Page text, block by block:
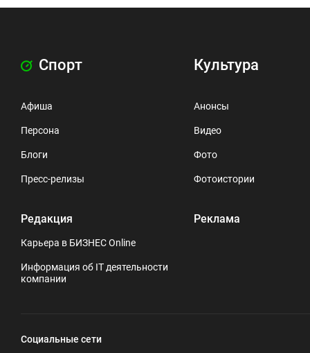
Спорт
Афиша
Персона
Блоги
Пресс-релизы
Редакция
Карьера в БИЗНЕС Online
Информация об IT деятельности
компании
Культура
Анонсы
Видео
Фото
Фотоистории
Реклама
Социальные сети